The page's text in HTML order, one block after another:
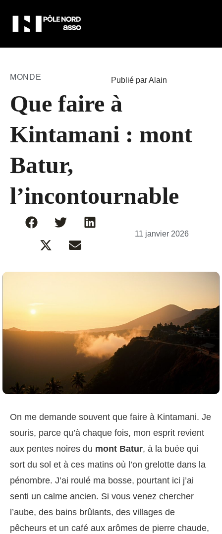
MONDE Publié par Alain
Que faire à
Kintamani : mont
Batur,
l’incontournable
11 janvier 2026
On me demande souvent que faire à Kintamani. Je
souris, parce qu’à chaque fois, mon esprit revient
aux pentes noires du mont Batur, à la buée qui
sort du sol et à ces matins où l’on grelotte dans la
pénombre. J’ai roulé ma bosse, pourtant ici j’ai
senti un calme ancien. Si vous venez chercher
l’aube, des bains brûlants, des villages de
pêcheurs et un café aux arômes de pierre chaude,